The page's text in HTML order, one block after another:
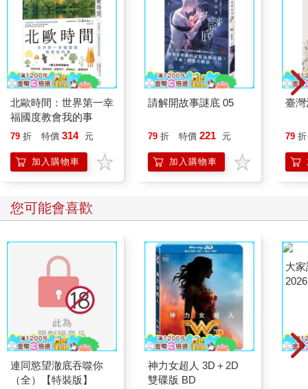
北歐時間：世界第一幸
福國度教會我的事
79 折 特價 314 元
加入購物車
請解開故事謎底 05
79 折 特價 221 元
加入購物車
臺
79 折
您可能會喜歡
連同慾望澈底吞噬你
（全）【特裝版】
神力女超人 3D＋2D
雙碟版 BD